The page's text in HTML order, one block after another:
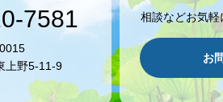
7581
上野5-11-9
相談などお気
お